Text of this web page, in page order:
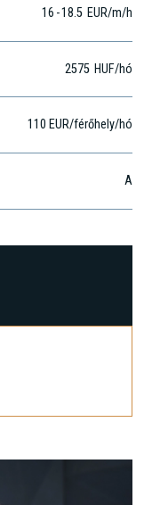
16 -18.5 EUR/m/h
2575 HUF/hó
110 EUR/férőhely/hó
A